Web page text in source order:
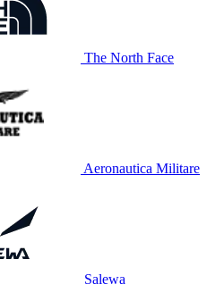
The North Face
Aeronautica Militare
Salewa